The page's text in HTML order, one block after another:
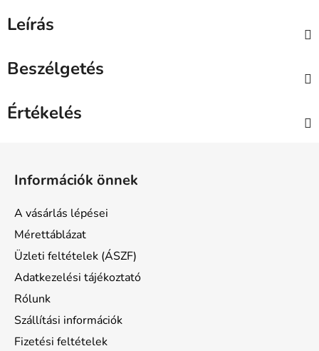
Leírás
Beszélgetés
Értékelés
Információk önnek
A vásárlás lépései
Mérettáblázat
Üzleti feltételek (ÁSZF)
Adatkezelési tájékoztató
Rólunk
Szállítási információk
Fizetési feltételek